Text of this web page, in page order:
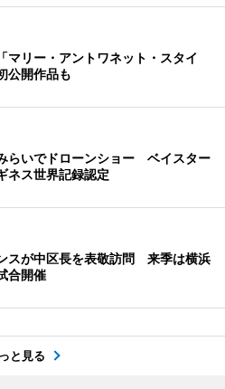
マリー・アントワネット・スタイ
公開作品も
らいでドローンショー ベイスター
ネス世界記録認定
スが中区長を表敬訪問 来季は横浜
合開催
と見る